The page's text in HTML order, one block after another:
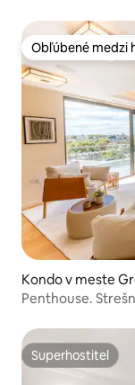
Obľúbené medzi
Obľúbené medzi
Kondo v meste
Penthouse.
Superhostiteľ
Superhostiteľ